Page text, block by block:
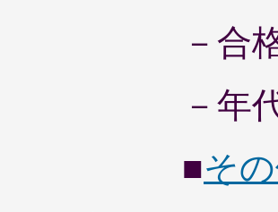
－合格者
－年代別
■そ